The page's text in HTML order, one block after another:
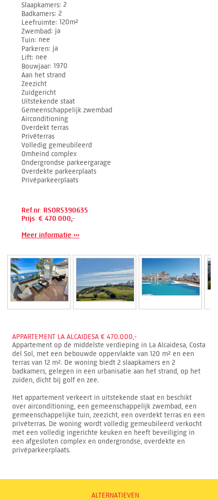
Slaapkamers 2
Badkamers 2
Leefruimte 120m²
Zwembad ja
Tuin nee
Parkeren ja
Lift nee
Bouwjaar 1970
Aan het strand
Zeezicht
Zuidgericht
Uitstekende staat
Gemeenschappelijk zwembad
Airconditioning
Overdekt terras
Privéterras
Volledig gemeubileerd
Omheind complex
Ondergrondse parkeergarage
Overdekte parkeerplaats
Privéparkeerplaats
Ref.nr: RSOR5390635
Prijs: € 470.000,-
Meer informatie ›››
APPARTEMENT LA ALCAIDESA € 470.000,-
Appartement op de middelste verdieping in La Alcaidesa, Costa
del Sol, met een bebouwde oppervlakte van 120 m² en een
terras van 12 m². De woning biedt 2 slaapkamers en 2
badkamers, gelegen in een urbanisatie aan het strand, op het
zuiden, dicht bij golf en zee.
Het appartement verkeert in uitstekende staat en beschikt
over airconditioning, een gemeenschappelijk zwembad, een
gemeenschappelijke tuin, zeezicht, een overdekt terras en een
privéterras. De woning wordt volledig gemeubileerd verkocht
met een volledig ingerichte keuken en heeft beveiliging in
een afgesloten complex en ondergrondse, overdekte en
privéparkeerplaats.
ALTERNATIEVEN